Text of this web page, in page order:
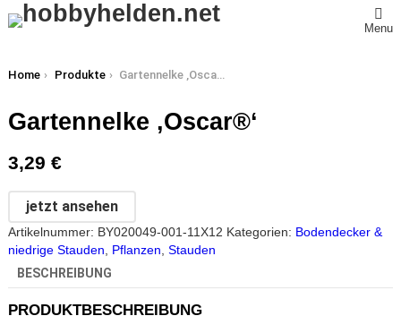
Menu
You are here:
Home Produkte Gartennelke ‚Oscar®‘
Gartennelke ‚Oscar®‘
3,29 €
jetzt ansehen
Artikelnummer: BY020049-001-11X12 Kategorien: Bodendecker &
niedrige Stauden
Pflanzen Stauden
BESCHREIBUNG
PRODUKTBESCHREIBUNG